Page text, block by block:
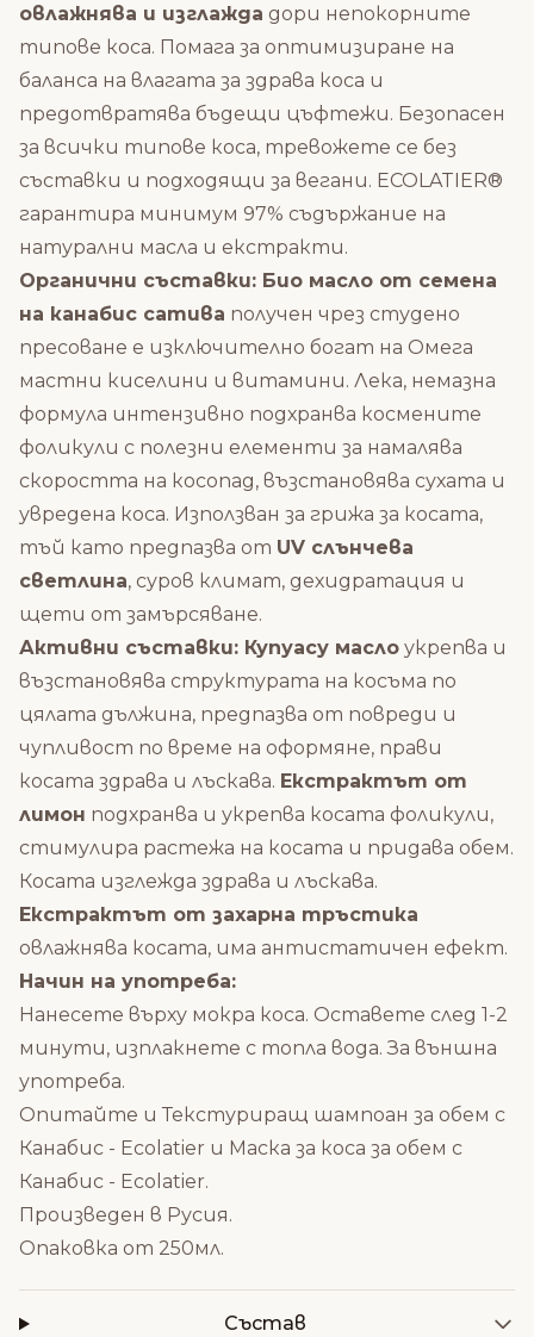
овлажнява и изглажда дори непокорните
типове коса. Помага за оптимизиране на
баланса на влагата за здрава коса и
предотвратява бъдещи цъфтежи. Безопасен
за всички типове коса, тревожете се без
съставки и подходящи за вегани. ECOLATIER®
гарантира минимум 97% съдържание на
натурални масла и екстракти.
Органични съставки: Био масло от семена
на канабис сатива получен чрез студено
пресоване е изключително богат на Омега
мастни киселини и витамини. Лека, немазна
формула интензивно подхранва космените
фоликули с полезни елементи за намалява
скоростта на косопад, възстановява сухата и
увредена коса. Използван за грижа за косата,
тъй като предпазва от UV слънчева
светлина, суров климат, дехидратация и
щети от замърсяване.
Активни съставки: Купуасу масло укрепва и
възстановява структурата на косъма по
цялата дължина, предпазва от повреди и
чупливост по време на оформяне, прави
косата здрава и лъскава. Екстрактът от
лимон подхранва и укрепва косата фоликули,
стимулира растежа на косата и придава обем.
Косата изглежда здрава и лъскава.
Екстрактът от захарна тръстика
овлажнява косата, има антистатичен eфект.
Начин на употреба:
Нанесете върху мокра коса. Оставете след 1-2
минути, изплакнете с топла вода. За външна
употреба.
Опитайте и Текстуриращ шампоан за обем с
Канабис - Ecolatier и Маска за коса за обем с
Канабис - Ecolatier.
Произведен в Русия.
Опаковка от 250мл.
Състав